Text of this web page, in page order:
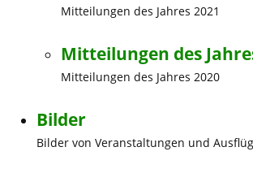
Mitteilungen des Jahres 2021
Mitteilungen des
Mitteilungen des Jahres 2020
Bilder
Bilder von Veranstaltungen und